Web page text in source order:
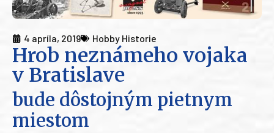
4 apríla, 2019 Hobby Historie
Hrob neznámeho vojaka
v Bratislave
bude dôstojným pietnym
miestom